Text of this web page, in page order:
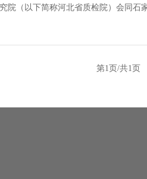
（以下简称河北省质检院）会同石
第1页/共1页